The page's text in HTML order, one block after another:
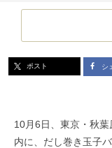
ポスト シ
10月6日、東京・秋
内に、だし巻き玉子